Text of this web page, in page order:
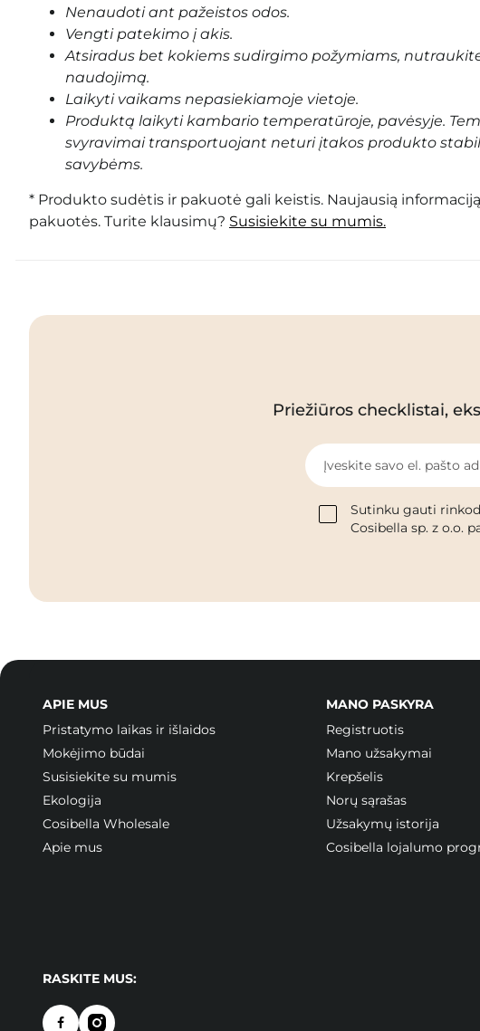
Nenaudoti ant pažeistos odos.
Vengti patekimo į akis.
Atsiradus bet kokiems sudirgimo požymiams,
naudojimą.
Laikyti vaikams nepasiekiamoje vietoje.
Produktą laikyti kambario temperatūroje, pavėsyje.
svyravimai transportuojant neturi įtakos produkto
savybėms.
* Produkto sudėtis ir pakuotė gali keistis. Naujausią
pakuotės. Turite klausimų? Susisiekite su mumis.
Priežiūros checklistai,
Įveskite savo el. pašto
Sutinku gauti
Cosibella sp. z o.o.
APIE MUS
Pristatymo laikas ir išlaidos
Mokėjimo būdai
Susisiekite su mumis
Ekologija
Cosibella Wholesale
Apie mus
MANO PASKYRA
Registruotis
Mano užsakymai
Krepšelis
Norų sąrašas
Užsakymų istorija
Cosibella lojalumo
RASKITE MUS: